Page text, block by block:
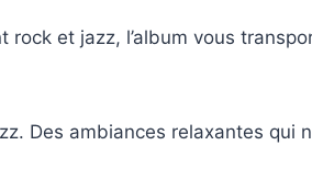
rock et jazz, l’album vous
Des ambiances relaxantes